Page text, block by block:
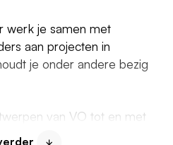
werk je samen met
aan projecten in
je onder andere bezig
van VO tot en met